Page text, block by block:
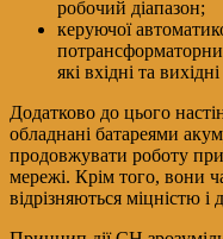
робочий діапазон;
керуючої
які вхідні та
Додатково до цього
обладнані батареями
продовжувати роботу
мережі. Крім того, вони
відрізняються міцністю і